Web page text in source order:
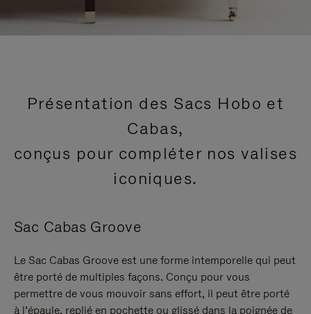
Présentation des Sacs Hobo et
Cabas,
conçus pour compléter nos valises
iconiques.
Sac Cabas Groove
Le Sac Cabas Groove est une forme intemporelle qui peut
être porté de multiples façons. Conçu pour vous
permettre de vous mouvoir sans effort, il peut être porté
à l’épaule, replié en pochette ou glissé dans la poignée de